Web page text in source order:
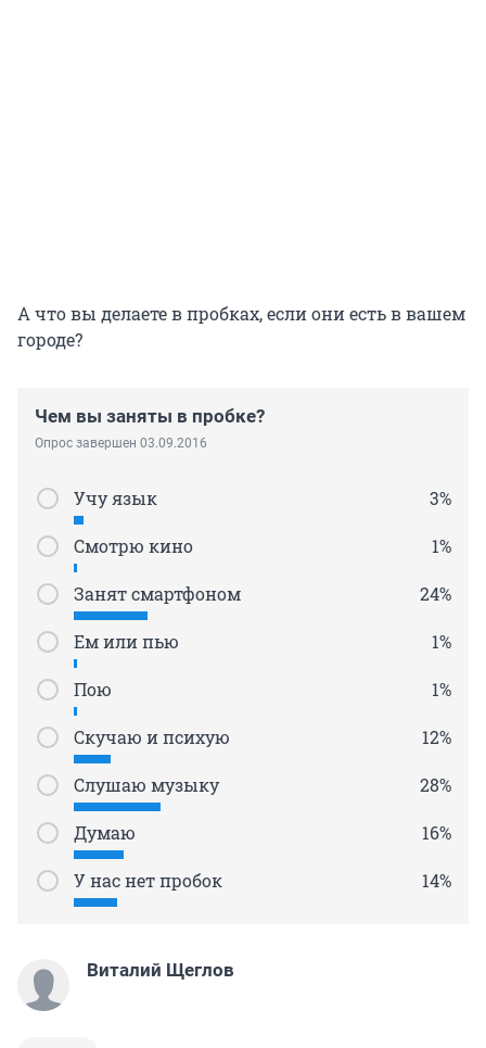
А что вы делаете в пробках, если они есть в вашем
городе?
Чем вы заняты в пробке?
Опрос завершен 03.09.2016
Учу язык 3%
Смотрю кино 1%
Занят смартфоном 24%
Ем или пью 1%
Пою 1%
Скучаю и психую 12%
Слушаю музыку 28%
Думаю 16%
У нас нет пробок 14%
Виталий Щеглов